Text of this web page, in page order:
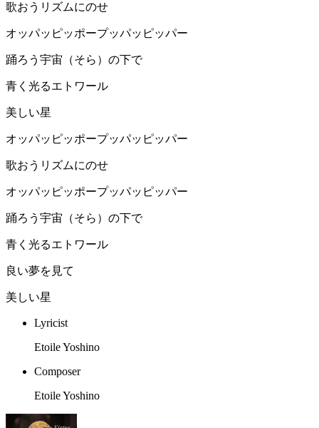
歌おうリズムにのせ
オッパッピッポープッパッピッパー
踊ろう宇宙（そら）の下で
青く光るエトワール
美しい星
オッパッピッポープッパッピッパー
歌おうリズムにのせ
オッパッピッポープッパッピッパー
踊ろう宇宙（そら）の下で
青く光るエトワール
良い夢を見て
美しい星
Lyricist
Etoile Yoshino
Composer
Etoile Yoshino